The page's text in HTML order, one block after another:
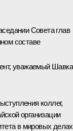
Совета глав
составе
уважаемый
коллег,
организации
в мировых